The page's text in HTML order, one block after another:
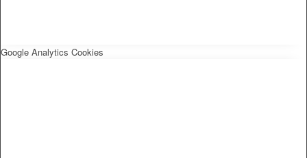
Google Analytics Cookies